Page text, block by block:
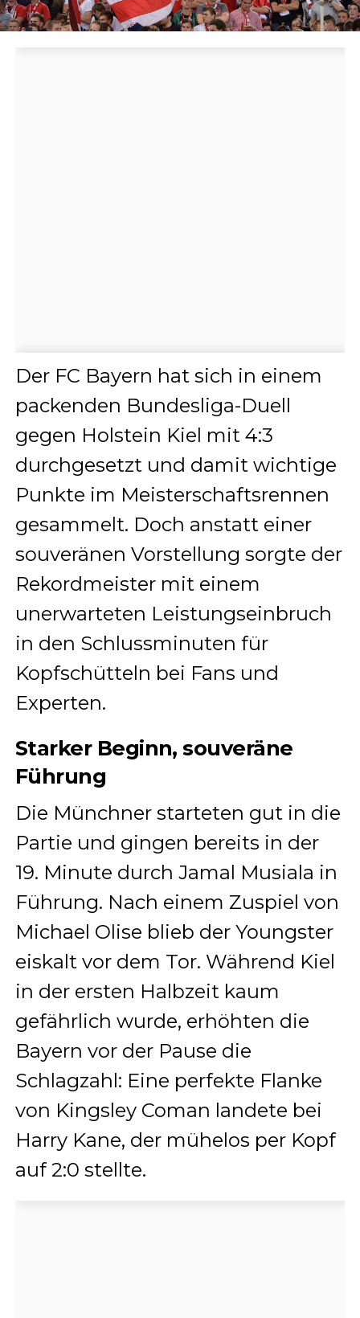
Der FC Bayern hat sich in einem
packenden Bundesliga-Duell
gegen Holstein Kiel mit 4:3
durchgesetzt und damit wichtige
Punkte im Meisterschaftsrennen
gesammelt. Doch anstatt einer
souveränen Vorstellung sorgte der
Rekordmeister mit einem
unerwarteten Leistungseinbruch
in den Schlussminuten für
Kopfschütteln bei Fans und
Experten.
Starker Beginn, souveräne
Führung
Die Münchner starteten gut in die
Partie und gingen bereits in der
19. Minute durch Jamal Musiala in
Führung. Nach einem Zuspiel von
Michael Olise blieb der Youngster
eiskalt vor dem Tor. Während Kiel
in der ersten Halbzeit kaum
gefährlich wurde, erhöhten die
Bayern vor der Pause die
Schlagzahl: Eine perfekte Flanke
von Kingsley Coman landete bei
Harry Kane, der mühelos per Kopf
auf 2:0 stellte.